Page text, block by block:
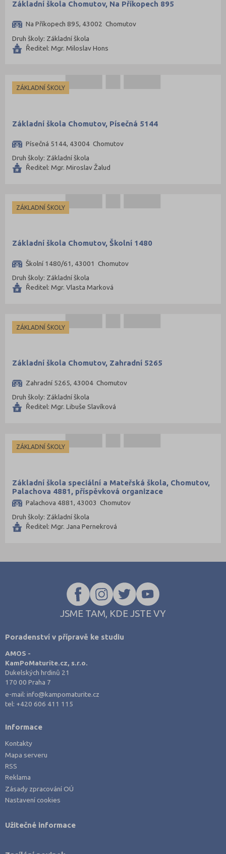
Základní škola Chomutov, Na Příkopech 895
Na Příkopech 895, 43002 Chomutov
Druh školy: Základní škola
Ředitel: Mgr. Miloslav Hons
ZÁKLADNÍ ŠKOLY
Základní škola Chomutov, Písečná 5144
Písečná 5144, 43004 Chomutov
Druh školy: Základní škola
Ředitel: Mgr. Miroslav Žalud
ZÁKLADNÍ ŠKOLY
Základní škola Chomutov, Školní 1480
Školní 1480/61, 43001 Chomutov
Druh školy: Základní škola
Ředitel: Mgr. Vlasta Marková
ZÁKLADNÍ ŠKOLY
Základní škola Chomutov, Zahradní 5265
Zahradní 5265, 43004 Chomutov
Druh školy: Základní škola
Ředitel: Mgr. Libuše Slavíková
ZÁKLADNÍ ŠKOLY
Základní škola speciální a Mateřská škola, Chomutov,
Palachova 4881, příspěvková organizace
Palachova 4881, 43003 Chomutov
Druh školy: Základní škola
Ředitel: Mgr. Jana Pernekrová
JSME TAM, KDE JSTE VY
Poradenství v přípravě ke studiu
AMOS -
KamPoMaturite.cz, s.r.o.
Dukelských hrdinů 21
170 00 Praha 7
e-mail:info@kampomaturite.cz
tel: +420 606 411 115
Informace
Kontakty
Mapa serveru
RSS
Reklama
Zásady zpracování OÚ
Nastavení cookies
Užitečné informace